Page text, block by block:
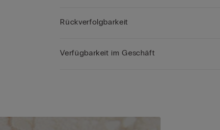
Rückverfolgbarkeit
Verfügbarkeit im Geschäft